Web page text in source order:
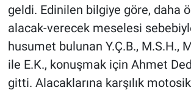
geldi. Edinilen bilgiye göre, daha
alacak-verecek meselesi
husumet bulunan Y.Ç.B., M.S.H.,
ile E.K., konuşmak için Ahmet
gitti. Alacaklarına karşılık